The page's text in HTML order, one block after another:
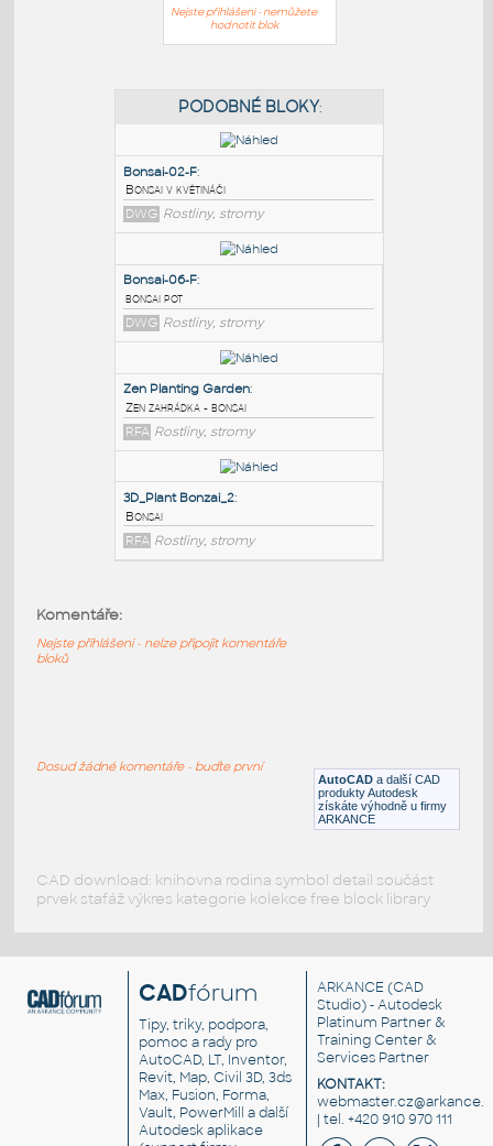
Nejste přihlášeni - nemůžete
hodnotit blok
PODOBNÉ BLOKY
Bonsai-02-F:
Bonsai v květináči
DWG Rostliny, stromy
Bonsai-06-F:
bonsai pot
DWG Rostliny, stromy
RFA Rostliny, stromy
AutoCAD a další CAD
produkty Autodesk
získáte výhodně u firmy
ARKANCE
Komentáře:
Nejste přihlášeni - nelze připojit komentáře
bloků
Dosud žádné komentáře - buďte první
CAD download: knihovna rodina symbol detail součást
prvek stafáž výkres kategorie kolekce free block library
CADfórum
Tipy, triky, podpora,
pomoc a rady pro
AutoCAD, LT, Inventor,
Revit, Map, Civil 3D, 3ds
Max, Fusion, Forma,
Vault, PowerMill a další
Autodesk aplikace
ARKANCE (CAD
Studio) - Autodesk
Platinum Partner &
Training Center &
Services Partner
KONTAKT:
| tel. +420 910 970 111